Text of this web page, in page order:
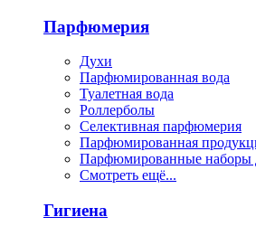
Парфюмерия
Духи
Парфюмированная вода
Туалетная вода
Роллерболы
Селективная парфюмерия
Парфюмированная
Парфюмированные наборы
Смотреть ещё...
Гигиена